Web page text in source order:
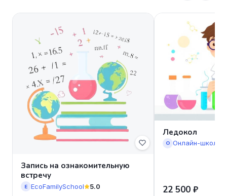
Запись на ознакомительную
встречу
E EcoFamilySchool 5.0
Ледокол
О Онлайн-школа
22 500 ₽